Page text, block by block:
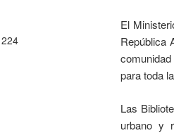
El
República
para toda
Las
urbano y